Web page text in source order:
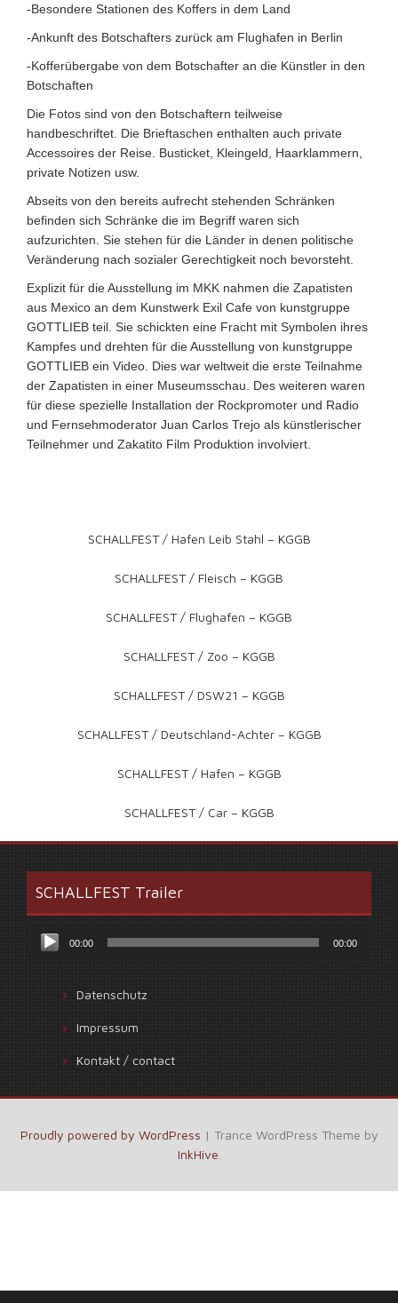
-Besondere Stationen des Koffers in dem Land
-Ankunft des Botschafters zurück am Flughafen in Berlin
-Kofferübergabe von dem Botschafter an die Künstler in den
Botschaften
Die Fotos sind von den Botschaftern teilweise
handbeschriftet. Die Brieftaschen enthalten auch private
Accessoires der Reise. Busticket, Kleingeld, Haarklammern,
private Notizen usw.
Abseits von den bereits aufrecht stehenden Schränken
befinden sich Schränke die im Begriff waren sich
aufzurichten. Sie stehen für die Länder in denen politische
Veränderung nach sozialer Gerechtigkeit noch bevorsteht.
Explizit für die Ausstellung im MKK nahmen die Zapatisten
aus Mexico an dem Kunstwerk Exil Cafe von kunstgruppe
GOTTLIEB teil. Sie schickten eine Fracht mit Symbolen ihres
Kampfes und drehten für die Ausstellung von kunstgruppe
GOTTLIEB ein Video. Dies war weltweit die erste Teilnahme
der Zapatisten in einer Museumsschau. Des weiteren waren
für diese spezielle Installation der Rockpromoter und Radio
und Fernsehmoderator Juan Carlos Trejo als künstlerischer
Teilnehmer und Zakatito Film Produktion involviert.
SCHALLFEST / Hafen Leib Stahl – KGGB
SCHALLFEST / Fleisch – KGGB
SCHALLFEST / Flughafen – KGGB
SCHALLFEST / Zoo – KGGB
SCHALLFEST / DSW21 – KGGB
SCHALLFEST / Deutschland-Achter – KGGB
SCHALLFEST / Hafen – KGGB
SCHALLFEST / Car – KGGB
SCHALLFEST Trailer
Audio-
Player
00:00 00:00
Datenschutz
Impressum
Kontakt / contact
Proudly powered by WordPress | Trance WordPress Theme by
InkHive